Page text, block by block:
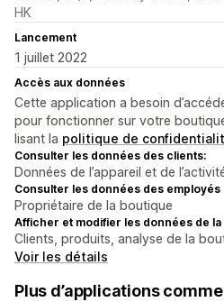
HK
Lancement
1 juillet 2022
Accès aux données
Cette application a besoin
pour fonctionner sur votre
lisant la politique de
Consulter les données des clients:
Données de l’appareil et de
Consulter les données des
Propriétaire de la boutique
Afficher et modifier les données de
Clients, produits, analyse de la
Voir les détails
Plus d’applications